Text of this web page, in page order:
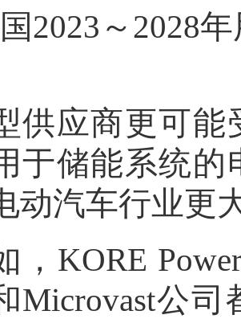
2023～2028
供应商更可能
于储能系统
动汽车行业更
，KORE
Microvast公